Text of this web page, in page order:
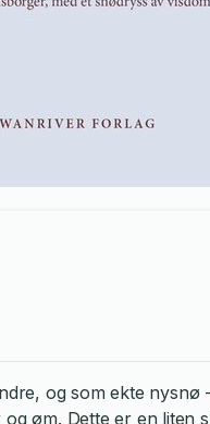
og som ekte
øm. Dette er en